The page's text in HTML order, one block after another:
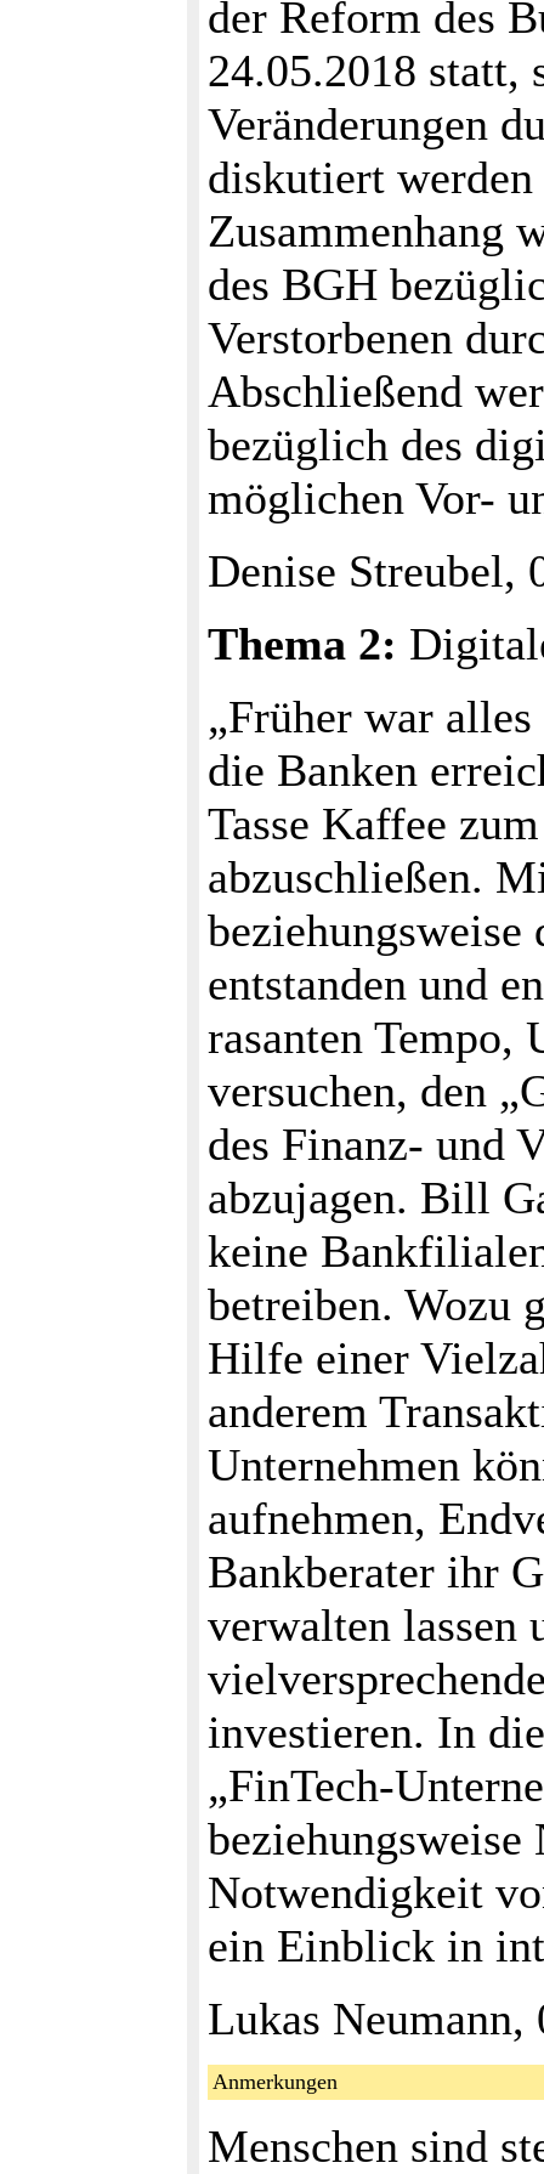
der Reform des
24.05.2018 statt,
Veränderungen
diskutiert
Zusammenhang
des BGH
Verstorbenen
Abschließend
bezüglich des
möglichen Vor-
Denise Streubel,
Thema 2:
„Früher war
die Banken
Tasse Kaffee
abzuschließen.
entstanden und
rasanten Tempo,
versuchen, den
des Finanz- und
abzujagen. Bill
keine
betreiben. Wozu
Hilfe einer
anderem
Unternehmen
aufnehmen,
Bankberater ihr
verwalten lassen
investieren. In
„FinTech-
Notwendigkeit
ein Einblick in
Lukas Neumann,
Anmerkungen
Menschen sind